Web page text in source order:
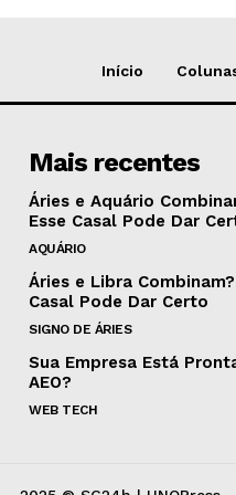
Início
Mais recentes
Áries e Aquário
Esse Casal Pode Dar
AQUÁRIO
Áries e Libra
Casal Pode Dar Certo
SIGNO DE ÁRIES
Sua Empresa Está
AEO?
WEB TECH